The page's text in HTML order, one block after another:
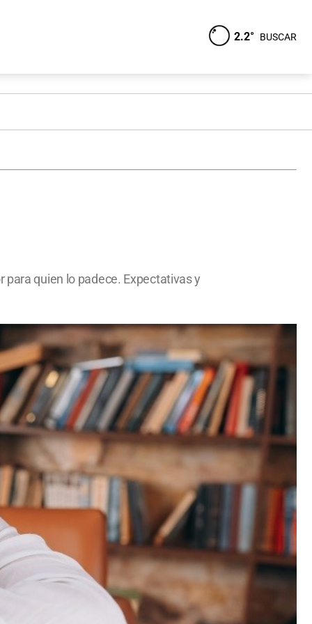
2.2° BUSCAR
quien lo padece. Expectativas y